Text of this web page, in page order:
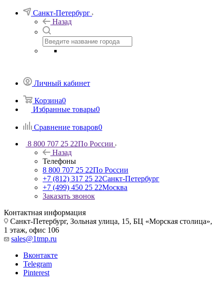
Санкт-Петербург
Назад
Личный кабинет
Корзина0
Избранные товары0
Сравнение товаров0
8 800 707 25 22По России
Назад
Телефоны
8 800 707 25 22По России
+7 (812) 317 25 22Санкт-Петербург
+7 (499) 450 25 22Москва
Заказать звонок
Контактная информация
Санкт-Петербург, Зольная улица, 15, БЦ «Морская столица»,
1 этаж, офис 106
sales@1tmp.ru
Вконтакте
Telegram
Pinterest